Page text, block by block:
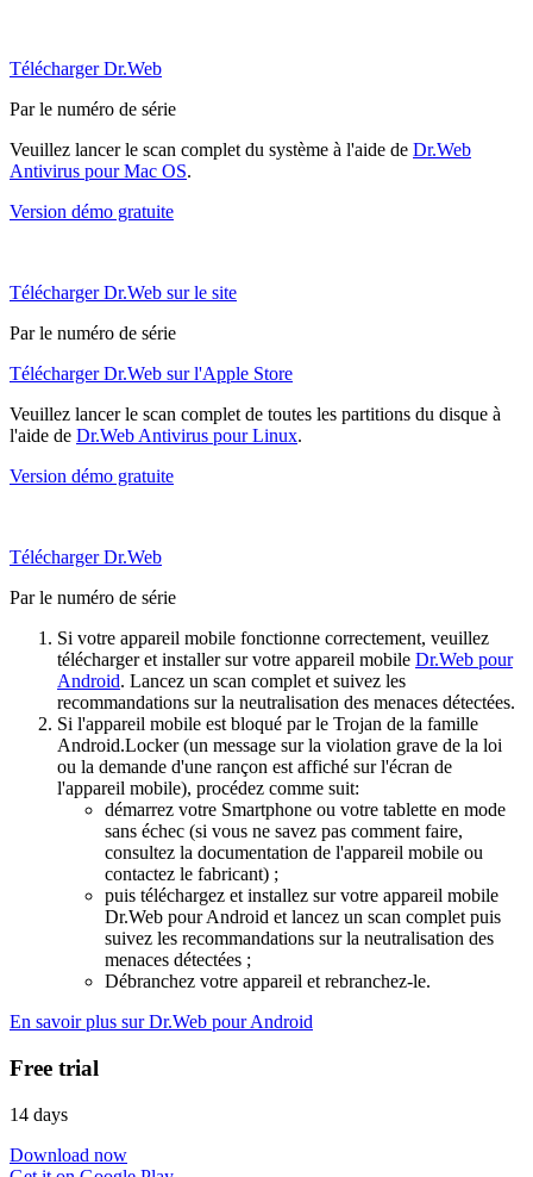
Télécharger Dr.Web
Par le numéro de série
Veuillez lancer le scan complet du système à l'aide de Dr.Web
Antivirus pour Mac OS.
Version démo gratuite
Télécharger Dr.Web sur le site
Par le numéro de série
Télécharger Dr.Web sur l'Apple Store
Veuillez lancer le scan complet de toutes les partitions du disque à
l'aide de Dr.Web Antivirus pour Linux.
Version démo gratuite
Télécharger Dr.Web
Par le numéro de série
Si votre appareil mobile fonctionne correctement, veuillez
télécharger et installer sur votre appareil mobile Dr.Web pour
Android. Lancez un scan complet et suivez les
recommandations sur la neutralisation des menaces détectées.
Si l'appareil mobile est bloqué par le Trojan de la famille
Android.Locker (un message sur la violation grave de la loi
ou la demande d'une rançon est affiché sur l'écran de
l'appareil mobile), procédez comme suit:
démarrez votre Smartphone ou votre tablette en mode
sans échec (si vous ne savez pas comment faire,
consultez la documentation de l'appareil mobile ou
contactez le fabricant) ;
puis téléchargez et installez sur votre appareil mobile
Dr.Web pour Android et lancez un scan complet puis
suivez les recommandations sur la neutralisation des
menaces détectées ;
Débranchez votre appareil et rebranchez-le.
En savoir plus sur Dr.Web pour Android
Free trial
14 days
Download now